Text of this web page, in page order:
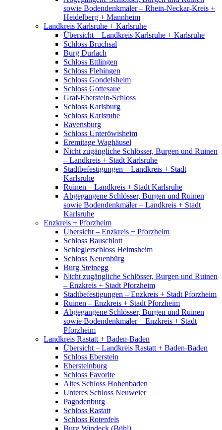
sowie Bodendenkmäler – Rhein-Neckar-Kreis +
Heidelberg + Mannheim
Landkreis Karlsruhe + Karlsruhe
Übersicht – Landkreis Karlsruhe + Karlsruhe
Schloss Bruchsal
Burg Durlach
Schloss Ettlingen
Schloss Flehingen
Schloss Gondelsheim
Schloss Gottesaue
Graf-Eberstein-Schloss
Schloss Karlsburg
Schloss Karlsruhe
Ravensburg
Schloss Unteröwisheim
Eremitage Waghäusel
Nicht zugängliche Schlösser, Burgen und Ruinen
– Landkreis + Stadt Karlsruhe
Stadtbefestigungen – Landkreis + Stadt
Karlsruhe
Ruinen – Landkreis + Stadt Karlsruhe
Abgegangene Schlösser, Burgen und Ruinen
sowie Bodendenkmäler – Landkreis + Stadt
Karlsruhe
Enzkreis + Pforzheim
Übersicht – Enzkreis + Pforzheim
Schloss Bauschlott
Schleglerschloss Heimsheim
Schloss Neuenbürg
Burg Steinegg
Nicht zugängliche Schlösser, Burgen und Ruinen
– Enzkreis + Stadt Pforzheim
Stadtbefestigungen – Enzkreis + Stadt Pforzheim
Ruinen – Enzkreis + Stadt Pforzheim
Abgegangene Schlösser, Burgen und Ruinen
sowie Bodendenkmäler – Enzkreis + Stadt
Pforzheim
Landkreis Rastatt + Baden-Baden
Übersicht – Landkreis Rastatt + Baden-Baden
Schloss Eberstein
Ebersteinburg
Schloss Favorite
Altes Schloss Hohenbaden
Unteres Schloss Neuweier
Pagodenburg
Schloss Rastatt
Schloss Rotenfels
Burg Windeck (Bühl)